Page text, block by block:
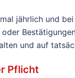
jährlich und
und auf
Pflicht